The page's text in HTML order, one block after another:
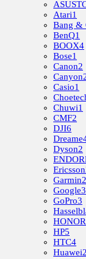
Atari1
Bang &
BenQ1
BOOX4
Bose1
Canon2
Canyon
Casio1
Chuwi1
CMF2
DJI6
Dreame
Dyson2
Ericsson
Garmin2
Google
GoPro3
HONOR
HP5
HTC4
Huawei